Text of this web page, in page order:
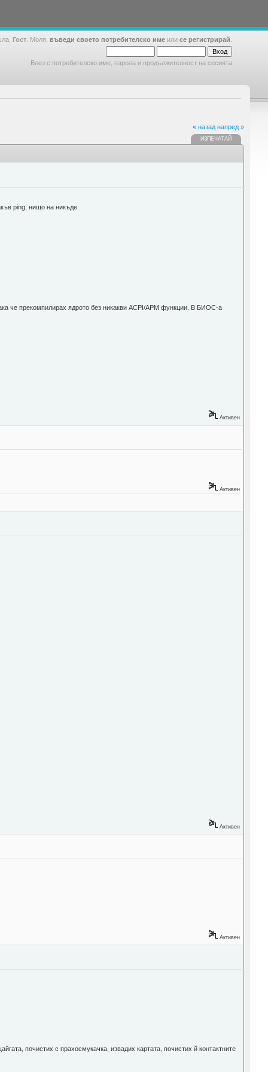
Гост . Моля, въведи своето потребителско име или се регистрирай
Влез с потребителско име, парола и продължителност на сесията
« назад напред »
ИЗПЕЧАТАЙ
ping, нищо на никъде.
че прекомпилирах ядрото без никакви ACPI/APM функции. В БИОС-а
Активен
Активен
Активен
Активен
почистих с прахосмукачка, извадих картата, почистих й контактните